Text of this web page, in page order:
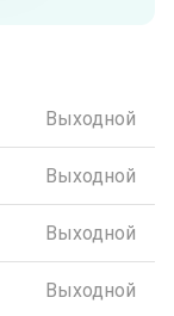
Выходной
Выходной
Выходной
Выходной